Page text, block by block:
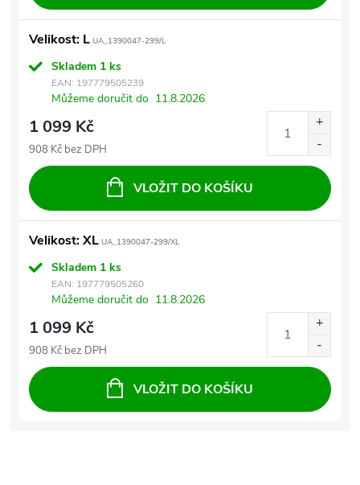
Velikost: L UA_1390047-299/L
Skladem 1 ks
EAN: 197779505239
Můžeme doručit do 11.8.2026
1 099 Kč
908 Kč bez DPH
VLOŽIT DO KOŠÍKU
Velikost: XL UA_1390047-299/XL
Skladem 1 ks
EAN: 197779505260
Můžeme doručit do 11.8.2026
1 099 Kč
908 Kč bez DPH
VLOŽIT DO KOŠÍKU